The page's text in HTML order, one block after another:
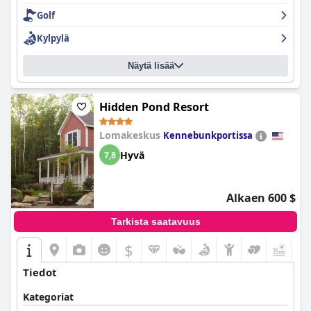
Golf
Kylpylä
Näytä lisää
Hidden Pond Resort
Lomakeskus Kennebunkportissa
7,8 Hyvä
Alkaen 600 $
Tarkista saatavuus
$
Tiedot
Kategoriat